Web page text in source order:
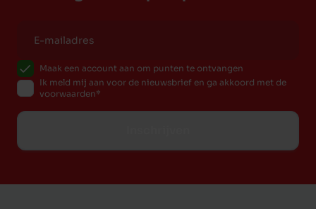
Maak een account aan om punten te ontvangen
Ik meld mij aan voor de nieuwsbrief en ga akkoord met de
voorwaarden